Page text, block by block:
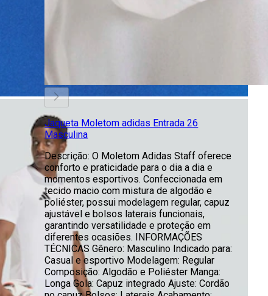
Jaqueta Moletom adidas Entrada 26
Masculina
Descrição: O Moletom Adidas Staff oferece
conforto e praticidade para o dia a dia e
momentos esportivos. Confeccionada em
tecido macio com mistura de algodão e
poliéster, possui modelagem regular, capuz
ajustável e bolsos laterais funcionais,
garantindo versatilidade e proteção em
diferentes ocasiões. INFORMAÇÕES
TÉCNICAS Gênero: Masculino Indicado para:
Casual e esportivo Modelagem: Regular
Composição: Algodão e Poliéster Manga:
Longa Gola: Capuz integrado Ajuste: Cordão